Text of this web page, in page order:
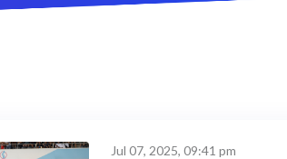
Jul 07, 2025, 09:41 pm